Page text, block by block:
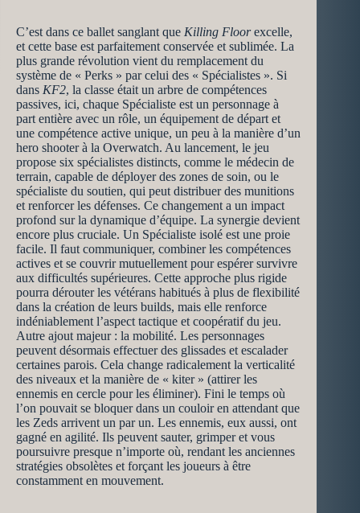
C’est dans ce ballet sanglant que Killing Floorexcelle,
et cette base est parfaitement conservée et sublimée. La
plus grande révolution vient du remplacement du
système de « Perks » par celui des « Spécialistes ». Si
dans KF2, la classe était un arbre de compétences
passives, ici, chaque Spécialiste est un personnage à
part entière avec un rôle, un équipement de départ et
une compétence active unique, un peu à la manière d’un
hero shooter à la Overwatch. Au lancement, le jeu
propose six spécialistes distincts, comme le médecin de
terrain, capable de déployer des zones de soin, ou le
spécialiste du soutien, qui peut distribuer des munitions
et renforcer les défenses. Ce changement a un impact
profond sur la dynamique d’équipe. La synergie devient
encore plus cruciale. Un Spécialiste isolé est une proie
facile. Il faut communiquer, combiner les compétences
actives et se couvrir mutuellement pour espérer survivre
aux difficultés supérieures. Cette approche plus rigide
pourra dérouter les vétérans habitués à plus de flexibilité
dans la création de leurs builds, mais elle renforce
indéniablement l’aspect tactique et coopératif du jeu.
Autre ajout majeur : la mobilité. Les personnages
peuvent désormais effectuer des glissades et escalader
certaines parois. Cela change radicalement la verticalité
des niveaux et la manière de « kiter » (attirer les
ennemis en cercle pour les éliminer). Fini le temps où
l’on pouvait se bloquer dans un couloir en attendant que
les Zeds arrivent un par un. Les ennemis, eux aussi, ont
gagné en agilité. Ils peuvent sauter, grimper et vous
poursuivre presque n’importe où, rendant les anciennes
stratégies obsolètes et forçant les joueurs à être
constamment en mouvement.